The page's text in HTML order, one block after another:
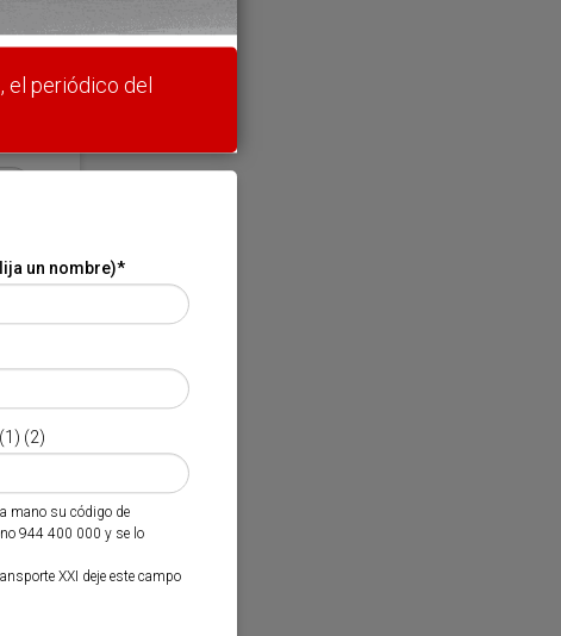
en
el periódico del
un nombre)*
(1) (2)
mano su código de
944 400 000 y se lo
XXI deje este campo